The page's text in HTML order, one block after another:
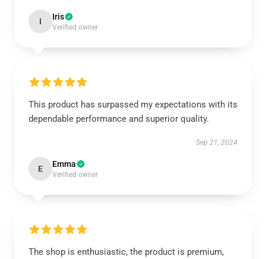
I Iris
Verified owner
This product has surpassed my expectations with its
dependable performance and superior quality.
Sep 21, 2024
E Emma
Verified owner
The shop is enthusiastic, the product is premium,